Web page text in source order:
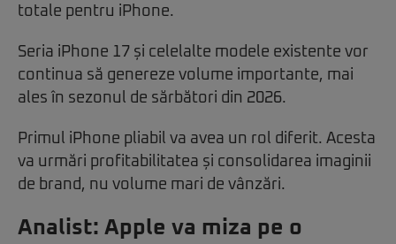
totale pentru iPhone.
Seria iPhone 17 și celelalte modele existente vor
continua să genereze volume importante, mai
ales în sezonul de sărbători din 2026.
Primul iPhone pliabil va avea un rol diferit. Acesta
va urmări profitabilitatea și consolidarea imaginii
de brand, nu volume mari de vânzări.
Analist: Apple va miza pe o